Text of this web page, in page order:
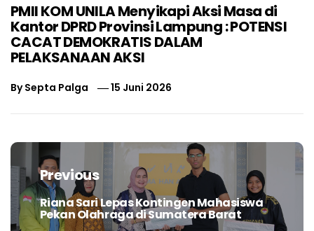
PMII KOM UNILA Menyikapi Aksi Masa di
Kantor DPRD Provinsi Lampung : POTENSI
CACAT DEMOKRATIS DALAM
PELAKSANAAN AKSI
BySepta Palga 15 Juni 2026
Navigasi
posPrevious
Previous
post:
Riana Sari Lepas Kontingen Mahasiswa
Pekan Olahraga di Sumatera Barat